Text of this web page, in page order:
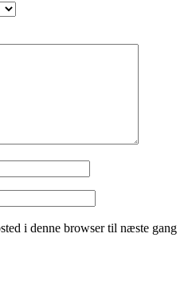
i denne browser til næste gang